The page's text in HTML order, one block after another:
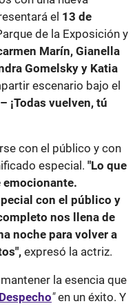
el 13 de
de la Exposición y
Marín, Gianella
Gomelsky y Katia
escenario bajo el
¡Todas vuelven, tú
con el público y con
especial. "Lo que
emocionante.
con el público y
nos llena de
noche para volver a
expresó la actriz.
la esencia que
"en un éxito. Y